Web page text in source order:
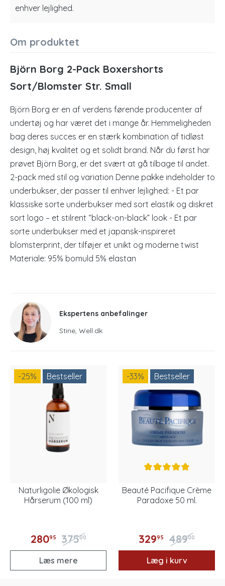
enhver lejlighed.
Om produktet
Björn Borg 2-Pack Boxershorts
Sort/Blomster Str. Small
Björn Borg er en af verdens førende producenter af
undertøj og har været det i mange år. Hemmeligheden
bag deres succes er en stærk kombination af tidløst
design, høj kvalitet og et solidt brand. Når du først har
prøvet Björn Borg, er det svært at gå tilbage til andet.
2-pack med stil og variation Denne pakke indeholder to
underbukser, der passer til enhver lejlighed: - Et par
klassiske sorte underbukser med sort elastik og diskret
sort logo – et stilrent “black-on-black” look - Et par
sorte underbukser med et japansk-inspireret
blomsterprint, der tilføjer et unikt og moderne twist
Materiale: 95% bomuld 5% elastan
Ekspertens anbefalinger
Stine, Well.dk
-25% Bestseller
Naturligolie Økologisk
Hårserum (100 ml)
28095 37500
Læs mere
-33% Bestseller
Beauté Pacifique Crème
Paradoxe 50 ml.
32995 48900
Læg i kurv